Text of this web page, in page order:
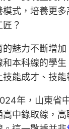
式，培養更多
？
魅力不斷增
本科線的學
能成才、技能
年，山東省
高中錄取線，